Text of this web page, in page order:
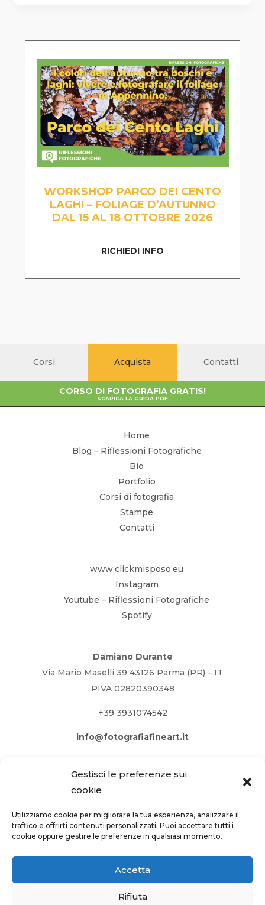
Gestisci le preferenze sui
cookie
Utilizziamo cookie per migliorare la tua esperienza, analizzare il
traffico e offrirti contenuti personalizzati. Puoi accettare tutti i
cookie oppure gestire le preferenze in qualsiasi momento.
Accetta
Rifiuta
WORKSHOP PARCO DEI CENTO
LAGHI – FOLIAGE D’AUTUNNO
DAL 15 AL 18 OTTOBRE 2026
RICHIEDI INFO
Corsi Acquista Contatti
CORSO DI FOTOGRAFIA GRATIS!
SCARICA LA GUIDA PDF
Home
Blog – Riflessioni Fotografiche
Bio
Portfolio
Corsi di fotografia
Stampe
Contatti
www.clickmisposo.eu
Instagram
Youtube – Riflessioni Fotografiche
Spotify
Damiano Durante
Via Mario Maselli 39 43126 Parma (PR) – IT
PIVA 02820390348
+39 3931074542
info@fotografiafineart.it